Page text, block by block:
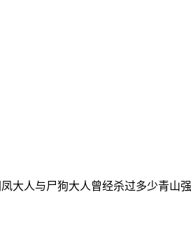
大人与尸狗大人曾经杀过多少青